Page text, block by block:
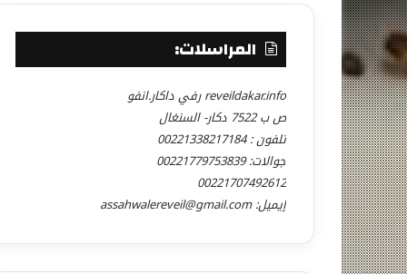
المراسلات:
reveildakar.info رفي داكار.انفو
ص ب 7522 دكار- السنغال
تلفون : 00221338217184
جوالات: 00221779753839
00221707492612
إيميل: assahwalereveil@gmail.com